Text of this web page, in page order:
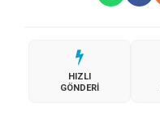
HIZLI
GÖNDERI